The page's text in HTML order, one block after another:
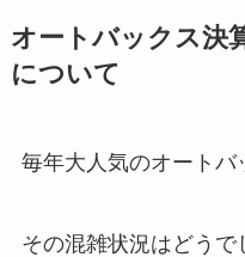
オートバックス決
について
毎年大人気のオート
その混雑状況はどうで